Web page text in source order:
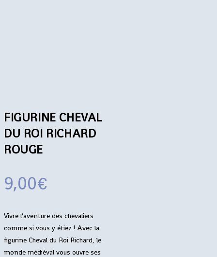
FIGURINE CHEVAL
DU ROI RICHARD
ROUGE
9,00€
Vivre l’aventure des chevaliers
comme si vous y étiez ! Avec la
figurine Cheval du Roi Richard, le
monde médiéval vous ouvre ses